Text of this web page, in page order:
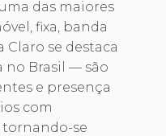
das maiores
fixa, banda
Claro se destaca
no Brasil — são
e presença
com
tornando-se